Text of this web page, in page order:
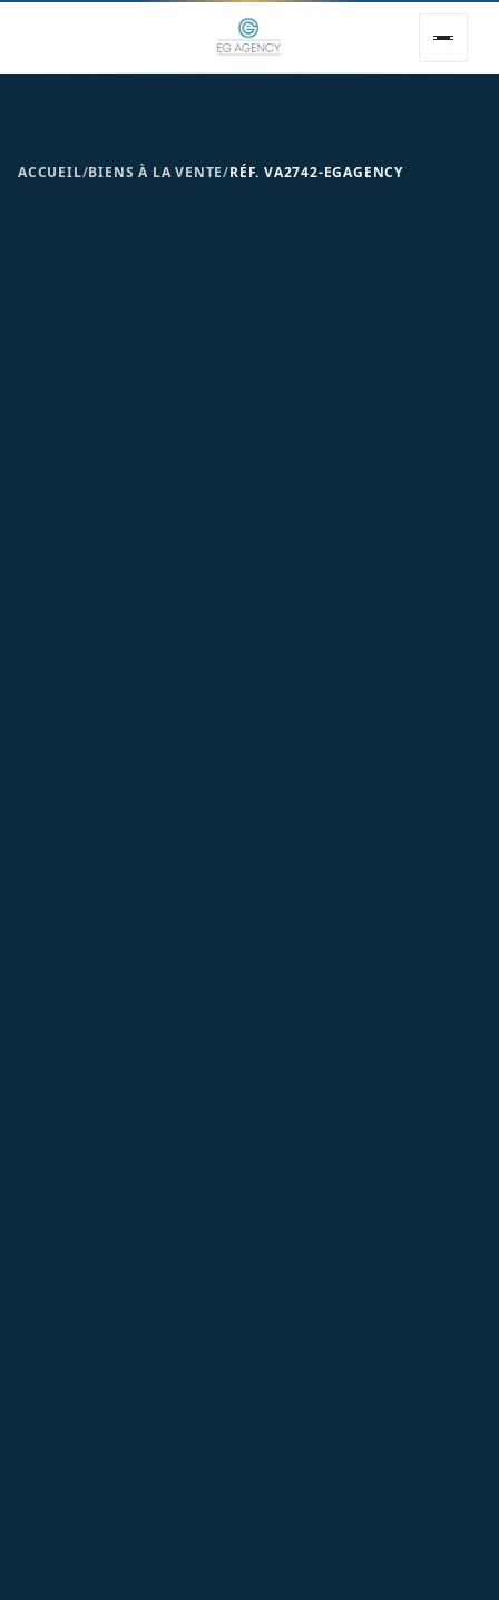
ACCUEIL/BIENS À LA VENTE/RÉF. VA2742-EGAGENCY